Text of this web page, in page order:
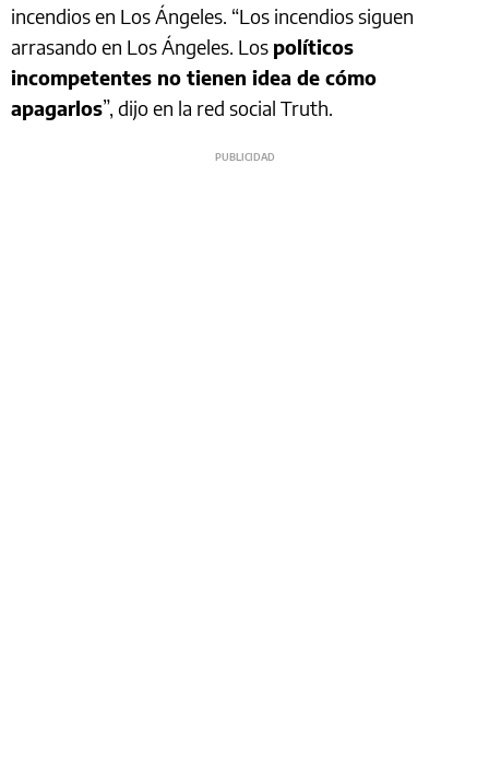
incendios en Los Ángeles. “Los incendios siguen
arrasando en Los Ángeles. Los políticos
incompetentes no tienen idea de cómo
apagarlos”, dijo en la red social Truth.